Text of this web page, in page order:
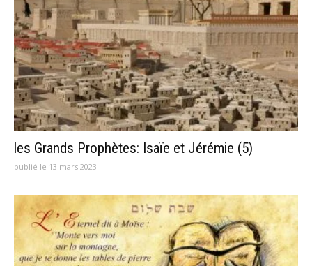
les Grands Prophètes: Isaïe et Jérémie (5)
publié le 13 mars 2023